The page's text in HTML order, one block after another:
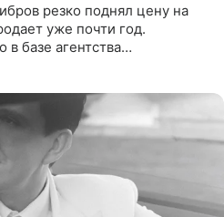
резко поднял цену на
уже почти год.
в базе агентства